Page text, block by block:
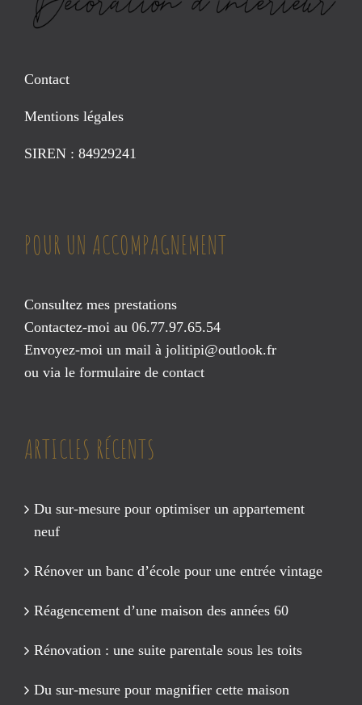
Contact
Mentions légales
SIREN : 84929241
POUR UN ACCOMPAGNEMENT
Consultez mes prestations
Contactez-moi au 06.77.97.65.54
Envoyez-moi un mail à jolitipi@outlook.fr
ou via le formulaire de contact
ARTICLES RÉCENTS
Du sur-mesure pour optimiser un appartement
neuf
Rénover un banc d’école pour une entrée vintage
Réagencement d’une maison des années 60
Rénovation : une suite parentale sous les toits
Du sur-mesure pour magnifier cette maison